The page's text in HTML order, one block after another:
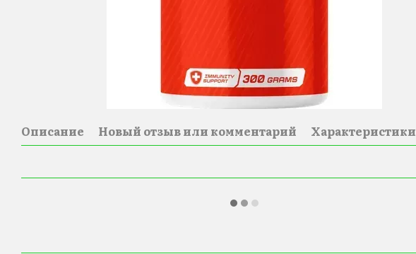
Описание Новый отзыв или комментарий Характеристики